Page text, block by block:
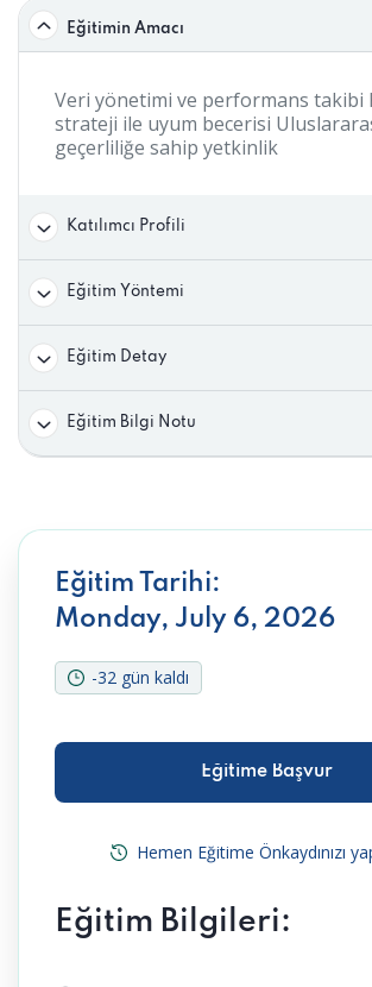
Eğitimin Amacı
Veri yönetimi ve performans takibi
strateji ile uyum becerisi
geçerliliğe sahip yetkinlik
Katılımcı Profili
Eğitim Yöntemi
Eğitim Detay
Eğitim Bilgi Notu
Eğitim Tarihi:
Monday, July 6, 2026
-32 gün kaldı
Eğitime Başvur
Hemen Eğitime Önkaydınızı
Eğitim Bilgileri: